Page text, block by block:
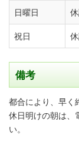
日曜日
祝日
備考
都合により、早く
休日明けの朝は、
い。